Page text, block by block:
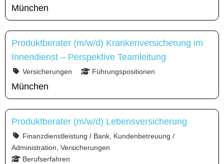
München
Produktberater (m/w/d) Krankenversicherung im
Innendienst – Perspektive Teamleitung
Versicherungen Führungspositionen
München
Produktberater (m/w/d) Lebensversicherung
Finanzdienstleistung / Bank, Kundenbetreuung /
Administration, Versicherungen
Berufserfahren